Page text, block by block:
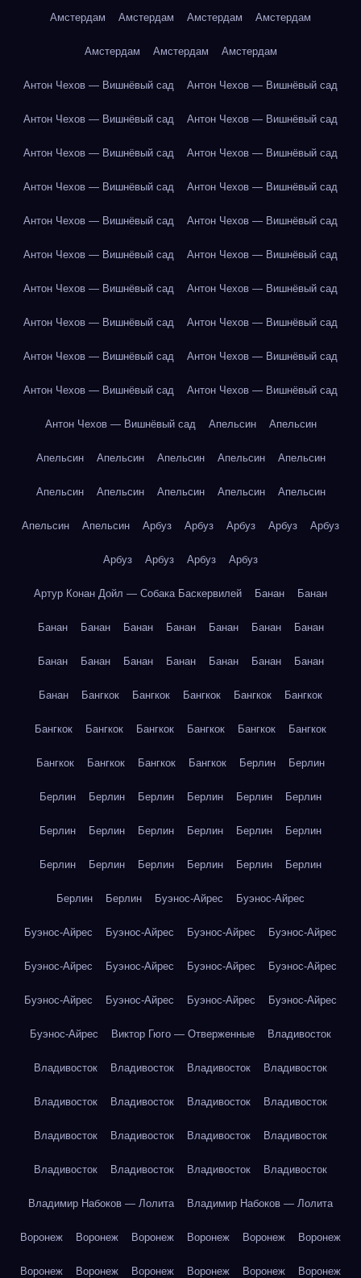
Амстердам Амстердам Амстердам Амстердам
Амстердам Амстердам Амстердам
Антон Чехов — Вишнёвый сад Антон Чехов — Вишнёвый сад
Антон Чехов — Вишнёвый сад Антон Чехов — Вишнёвый сад
Антон Чехов — Вишнёвый сад Антон Чехов — Вишнёвый сад
Антон Чехов — Вишнёвый сад Антон Чехов — Вишнёвый сад
Антон Чехов — Вишнёвый сад Антон Чехов — Вишнёвый сад
Антон Чехов — Вишнёвый сад Антон Чехов — Вишнёвый сад
Антон Чехов — Вишнёвый сад Антон Чехов — Вишнёвый сад
Антон Чехов — Вишнёвый сад Антон Чехов — Вишнёвый сад
Антон Чехов — Вишнёвый сад Антон Чехов — Вишнёвый сад
Антон Чехов — Вишнёвый сад Антон Чехов — Вишнёвый сад
Антон Чехов — Вишнёвый сад Апельсин Апельсин
Апельсин Апельсин Апельсин Апельсин Апельсин
Апельсин Апельсин Апельсин Апельсин Апельсин
Апельсин Апельсин Арбуз Арбуз Арбуз Арбуз Арбуз
Арбуз Арбуз Арбуз Арбуз
Артур Конан Дойл — Собака Баскервилей Банан Банан
Банан Банан Банан Банан Банан Банан Банан
Банан Банан Банан Банан Банан Банан Банан
Банан Бангкок Бангкок Бангкок Бангкок Бангкок
Бангкок Бангкок Бангкок Бангкок Бангкок Бангкок
Бангкок Бангкок Бангкок Бангкок Берлин Берлин
Берлин Берлин Берлин Берлин Берлин Берлин
Берлин Берлин Берлин Берлин Берлин Берлин
Берлин Берлин Берлин Берлин Берлин Берлин
Берлин Берлин Буэнос-Айрес Буэнос-Айрес
Буэнос-Айрес Буэнос-Айрес Буэнос-Айрес Буэнос-Айрес
Буэнос-Айрес Буэнос-Айрес Буэнос-Айрес Буэнос-Айрес
Буэнос-Айрес Буэнос-Айрес Буэнос-Айрес Буэнос-Айрес
Буэнос-Айрес Виктор Гюго — Отверженные Владивосток
Владивосток Владивосток Владивосток Владивосток
Владивосток Владивосток Владивосток Владивосток
Владивосток Владивосток Владивосток Владивосток
Владивосток Владивосток Владивосток Владивосток
Владимир Набоков — Лолита Владимир Набоков — Лолита
Воронеж Воронеж Воронеж Воронеж Воронеж Воронеж
Воронеж Воронеж Воронеж Воронеж Воронеж Воронеж